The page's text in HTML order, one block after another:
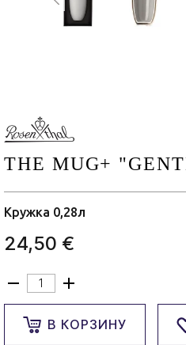
THE MUG+
Кружка 0,28л
24,50 €
В КОРЗИНУ